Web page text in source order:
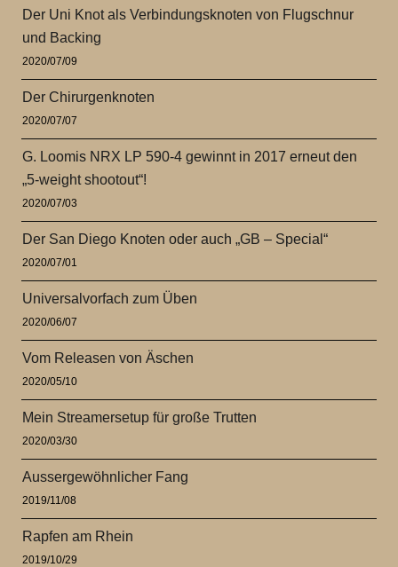
Der Uni Knot als Verbindungsknoten von Flugschnur
und Backing
2020/07/09
Der Chirurgenknoten
2020/07/07
G. Loomis NRX LP 590-4 gewinnt in 2017 erneut den
„5-weight shootout“!
2020/07/03
Der San Diego Knoten oder auch „GB – Special“
2020/07/01
Universalvorfach zum Üben
2020/06/07
Vom Releasen von Äschen
2020/05/10
Mein Streamersetup für große Trutten
2020/03/30
Aussergewöhnlicher Fang
2019/11/08
Rapfen am Rhein
2019/10/29